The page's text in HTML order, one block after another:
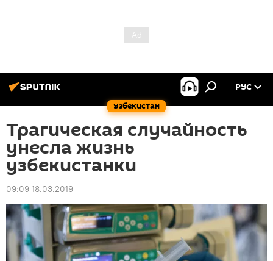
Узбекистан
РУС
Трагическая случайность
унесла жизнь
узбекистанки
09:09 18.03.2019